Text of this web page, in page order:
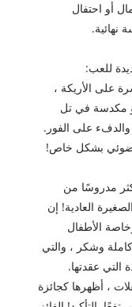
أو احتفال
نهائية.
على الأريكة ،
مكدسة في تل
على الفور.
ضوئي بشكل خاص!
مدروسًا من
العادية! إن
الأطفال
وشكر ، والتي
التي عقدتها.
، أظهرها كجائزة